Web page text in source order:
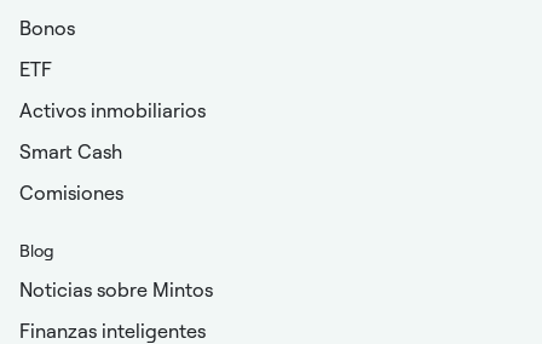
Bonos
ETF
Activos inmobiliarios
Smart Cash
Comisiones
Blog
Noticias sobre Mintos
Finanzas inteligentes